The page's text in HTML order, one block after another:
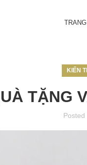
KIẾN
TẶNG
Posted